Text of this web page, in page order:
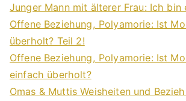
Junger Mann mit älterer Frau: Ich bin
Offene Beziehung, Polyamorie: Ist
überholt? Teil 2!
Offene Beziehung, Polyamorie: Ist
einfach überholt?
Omas & Muttis Weisheiten und